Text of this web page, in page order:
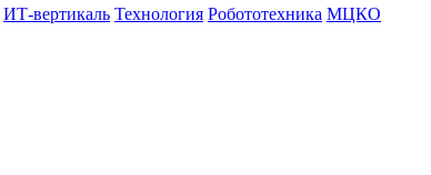
ИТ-вертикаль Технология Робототехника МЦКО